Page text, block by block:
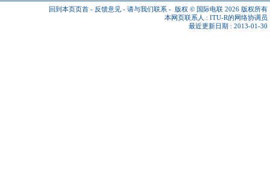
回到本页页首 - 反馈意见 - 请与我们联系 - 版权 © 国际电联 2026 版权所有
本网页联系人 : ITU-R的网络协调员
最近更新日期 : 2013-01-30